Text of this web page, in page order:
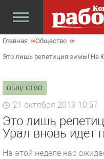
Главная Общество
Это лишь репетиция зимы! На
ОБЩЕСТВО
21 октября 2019 10:57
Это лишь
Урал вновь идет
На этой неделе нас